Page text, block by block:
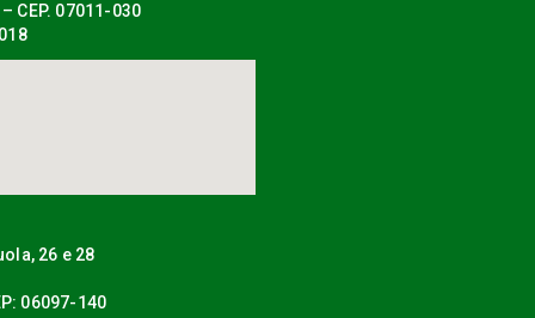
CEP. 07011-030
26 e 28
06097-140